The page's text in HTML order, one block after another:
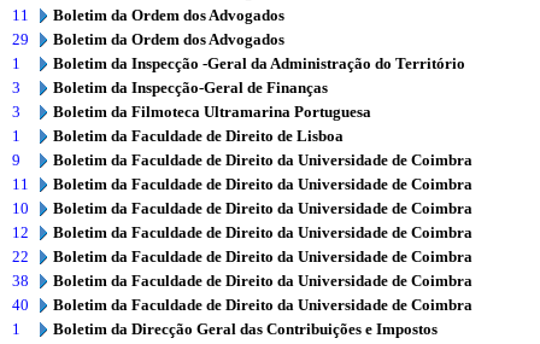
11
Boletim da Ordem dos Advogados
29
Boletim da Ordem dos Advogados
1
Boletim da Inspecção -Geral da Administração do Território
3
Boletim da Inspecção-Geral de Finanças
3
Boletim da Filmoteca Ultramarina Portuguesa
1
Boletim da Faculdade de Direito de Lisboa
9
Boletim da Faculdade de Direito da Universidade de Coimbra
11
Boletim da Faculdade de Direito da Universidade de Coimbra
10
Boletim da Faculdade de Direito da Universidade de Coimbra
12
Boletim da Faculdade de Direito da Universidade de Coimbra
22
Boletim da Faculdade de Direito da Universidade de Coimbra
38
Boletim da Faculdade de Direito da Universidade de Coimbra
40
Boletim da Faculdade de Direito da Universidade de Coimbra
1
Boletim da Direcção Geral das Contribuições e Impostos